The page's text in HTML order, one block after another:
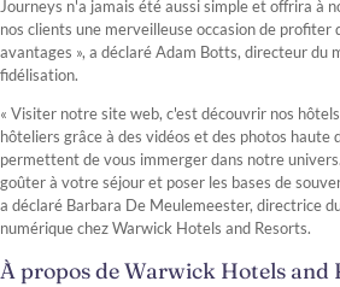
Journeys n'a jamais été aussi simple et offrira à
nos clients une merveilleuse occasion de profiter
avantages », a déclaré Adam Botts, directeur du
fidélisation.
« Visiter notre site web, c'est découvrir nos
hôteliers grâce à des vidéos et des photos haute
permettent de vous immerger dans notre
goûter à votre séjour et poser les bases de
a déclaré Barbara De Meulemeester, directrice
numérique chez Warwick Hotels and Resorts.
À propos de Warwick Hotels and